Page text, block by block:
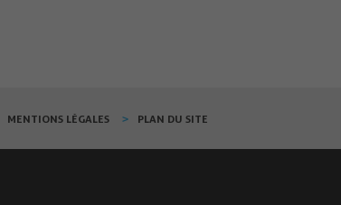
MENTIONS LÉGALES PLAN DU SITE